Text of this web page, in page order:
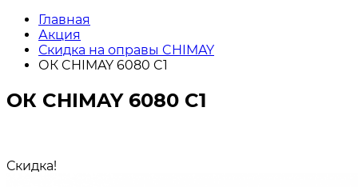
Главная
Акция
Скидка на оправы CHIMAY
ОК CHIMAY 6080 C1
ОК CHIMAY 6080 C1
Скидка!